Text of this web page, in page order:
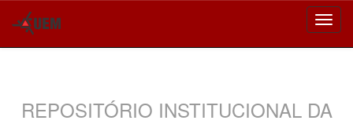
REPOSITÓRIO INSTITUCIONAL DA